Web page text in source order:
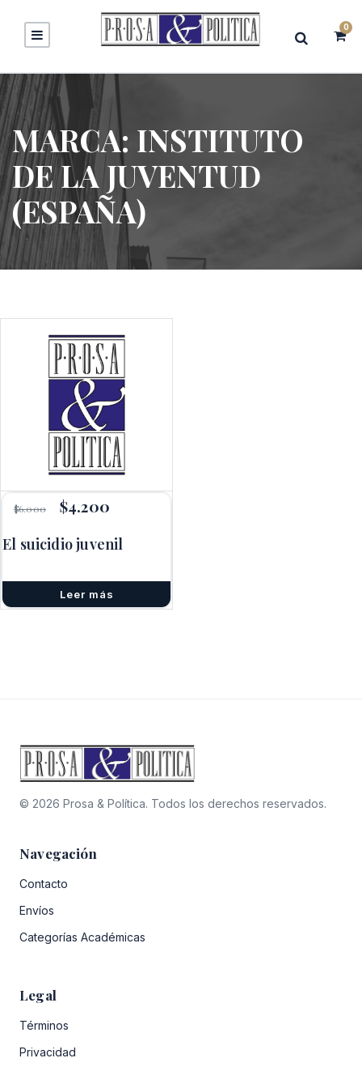
0
MARCA: INSTITUTO
DE LA JUVENTUD
(ESPAÑA)
$6.000
El
precio
era:
$4.200
es:
El suicidio juvenil
Leer más
© 2026 Prosa & Política. Todos los derechos reservados.
Navegación
Contacto
Envíos
Categorías Académicas
Legal
Términos
Privacidad